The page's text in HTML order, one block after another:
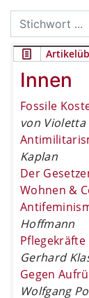
Search
for:
Innen
Fossile
von Violetta
Kaplan
Der
Wohnen &
Hoffmann
Gerhard
Gegen
Wolfgang